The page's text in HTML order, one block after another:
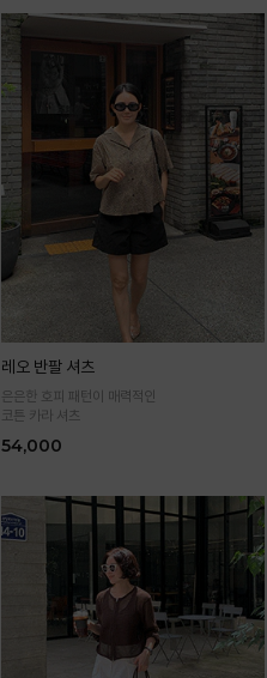
레오 반팔 셔츠
은은한 호피 패턴이 매력적인
코튼 카라 셔츠
54,000